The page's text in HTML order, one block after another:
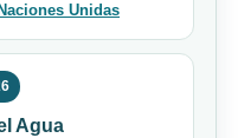
Unidas
Agua